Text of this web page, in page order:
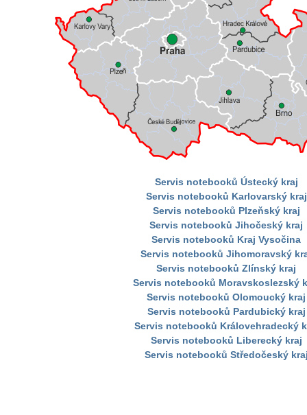
Servis notebooků Ústecký kraj
Servis notebooků Karlovarský kraj
Servis notebooků Plzeňský kraj
Servis notebooků Jihočeský kraj
Servis notebooků Kraj Vysočina
Servis notebooků Jihomoravský
Servis notebooků Zlínský kraj
Servis notebooků Moravskoslezský
Servis notebooků Olomoucký kraj
Servis notebooků Pardubický kraj
Servis notebooků Královehradecký
Servis notebooků Liberecký kraj
Servis notebooků Středočeský